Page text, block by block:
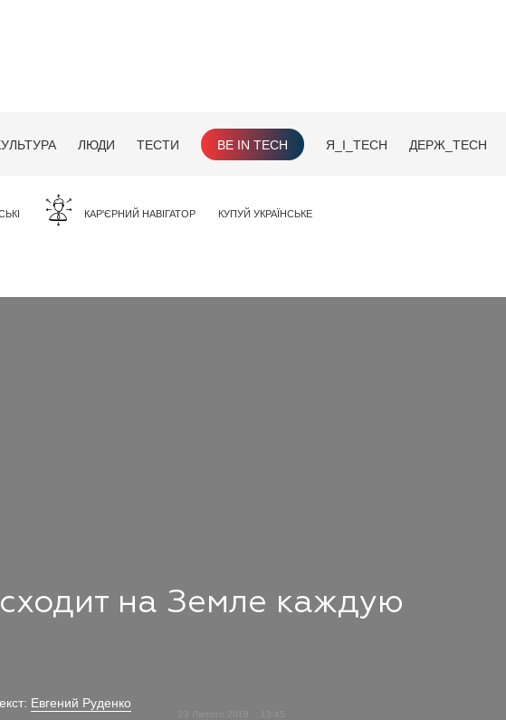
ЛЮДИ ТЕСТИ BE IN TECH Я_І_TECH ДЕРЖ_TECH
КАР'ЄРНИЙ НАВІГАТОР КУПУЙ УКРАЇНСЬКЕ
на Земле каждую
Евгений Руденко
23 Лютого 2018